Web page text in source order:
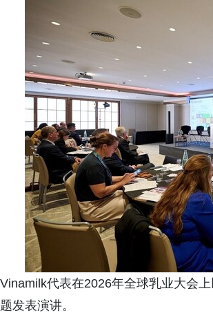
Vinamilk代表在2026年全球乳业大会
题发表演讲。